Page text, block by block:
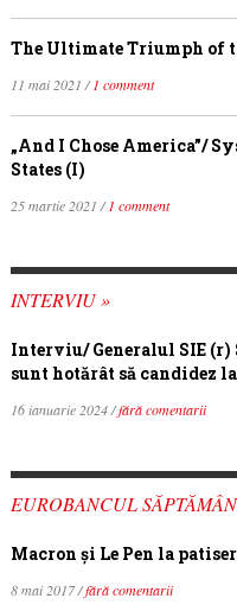
The Ultimate Triumph of
11 mai 2021 /1 comment
„And I Chose America”/
States (I)
25 martie 2021 /1 comment
INTERVIU »
Interviu/ Generalul SIE
sunt hotărât să candidez
16 ianuarie 2024 /fără comentarii
EUROBANCUL
Macron şi Le Pen la
8 mai 2017 /fără comentarii